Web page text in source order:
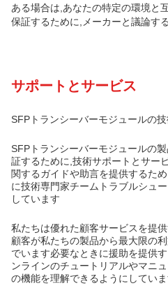
ある場合は,あなたの特定の環境と
保証するために,メーカーと議論す
サポートとサービス
SFPトランシーバーモジュールの
SFPトランシーバーモジュールの
証するために,技術サポートとサー
関するガイドや助言を提供するた
に技術専門家チームトラブルシュ
しています
私たちは優れた顧客サービスを提
顧客が私たちの製品から最大限の
でいます必要なときに援助を提供
ンラインのチュートリアルやマニ
の機能を理解できるようにしてい